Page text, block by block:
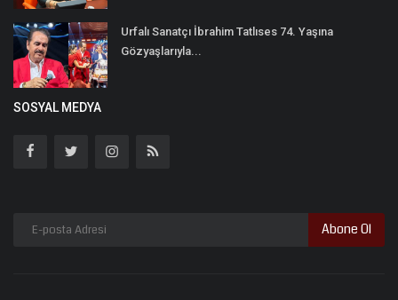
Urfalı Sanatçı İbrahim Tatlıses 74. Yaşına
Gözyaşlarıyla...
SOSYAL MEDYA
Abone Ol